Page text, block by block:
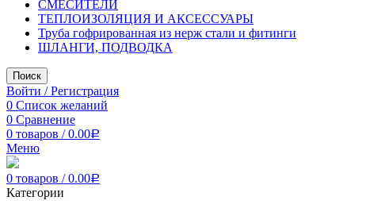
СМЕСИТЕЛИ
ТЕПЛОИЗОЛЯЦИЯ И АКСЕССУАРЫ
Труба гофрированная из нерж стали и фитинги
ШЛАНГИ, ПОДВОДКА
Поиск
Войти / Регистрация
0 Список желаний
0 Сравнение
0 товаров / 0.00Р
Меню
0 товаров / 0.00Р
Категории